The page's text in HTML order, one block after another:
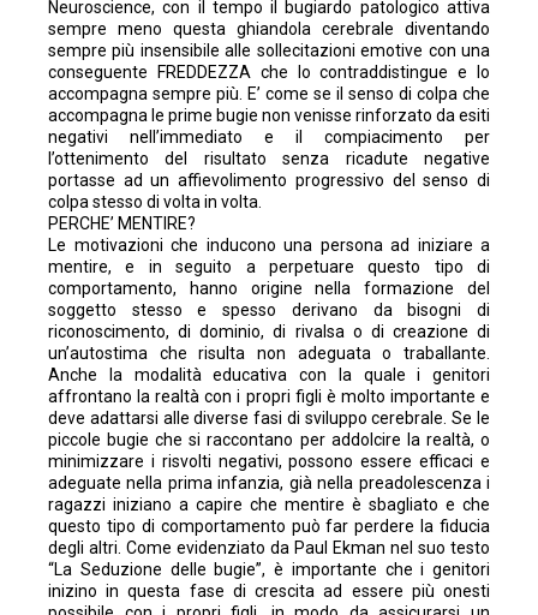
Neuroscience, con il tempo il bugiardo patologico attiva
sempre meno questa ghiandola cerebrale diventando
sempre più insensibile alle sollecitazioni emotive con una
conseguente FREDDEZZA che lo contraddistingue e lo
accompagna sempre più. E’ come se il senso di colpa che
accompagna le prime bugie non venisse rinforzato da esiti
negativi nell’immediato e il compiacimento per
l’ottenimento del risultato senza ricadute negative
portasse ad un affievolimento progressivo del senso di
colpa stesso di volta in volta.
PERCHE’ MENTIRE?
Le motivazioni che inducono una persona ad iniziare a
mentire, e in seguito a perpetuare questo tipo di
comportamento, hanno origine nella formazione del
soggetto stesso e spesso derivano da bisogni di
riconoscimento, di dominio, di rivalsa o di creazione di
un’autostima che risulta non adeguata o traballante.
Anche la modalità educativa con la quale i genitori
affrontano la realtà con i propri figli è molto importante e
deve adattarsi alle diverse fasi di sviluppo cerebrale. Se le
piccole bugie che si raccontano per addolcire la realtà, o
minimizzare i risvolti negativi, possono essere efficaci e
adeguate nella prima infanzia, già nella preadolescenza i
ragazzi iniziano a capire che mentire è sbagliato e che
questo tipo di comportamento può far perdere la fiducia
degli altri. Come evidenziato da Paul Ekman nel suo testo
“La Seduzione delle bugie”, è importante che i genitori
inizino in questa fase di crescita ad essere più onesti